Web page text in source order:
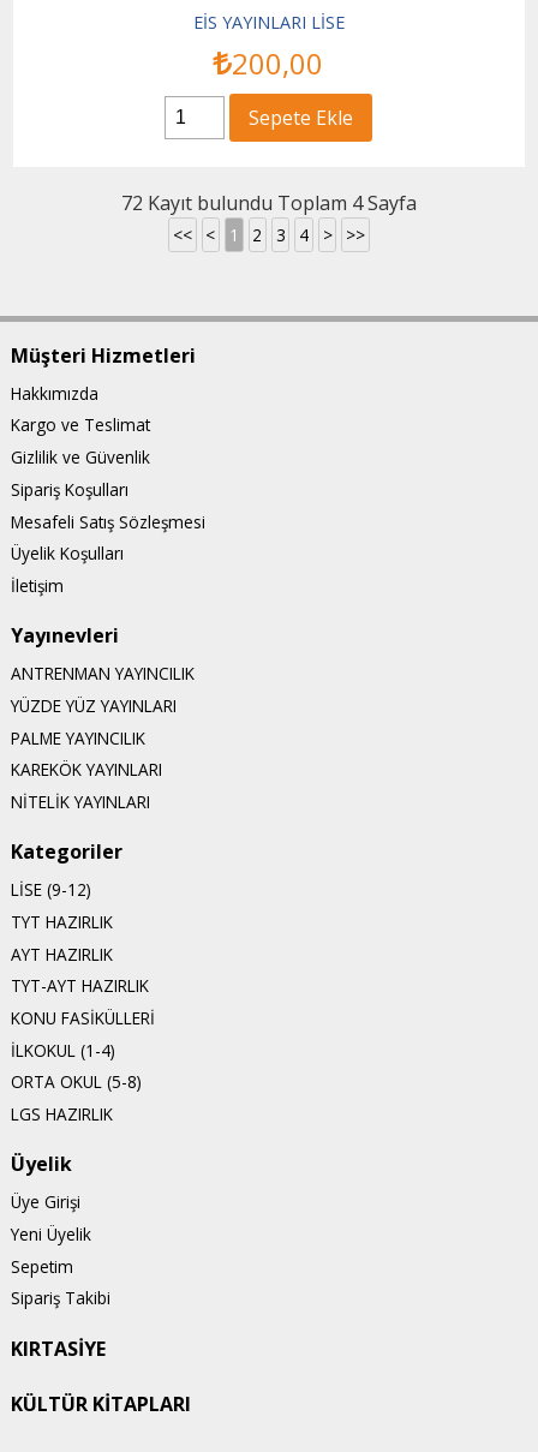
EİS YAYINLARI LİSE
200,00
Sepete Ekle
72 Kayıt bulundu Toplam 4 Sayfa
<< < 1 2 3 4 > >>
Müşteri Hizmetleri
Hakkımızda
Kargo ve Teslimat
Gizlilik ve Güvenlik
Sipariş Koşulları
Mesafeli Satış Sözleşmesi
Üyelik Koşulları
İletişim
Yayınevleri
ANTRENMAN YAYINCILIK
YÜZDE YÜZ YAYINLARI
PALME YAYINCILIK
KAREKÖK YAYINLARI
NİTELİK YAYINLARI
Kategoriler
LİSE (9-12)
TYT HAZIRLIK
AYT HAZIRLIK
TYT-AYT HAZIRLIK
KONU FASİKÜLLERİ
İLKOKUL (1-4)
ORTA OKUL (5-8)
LGS HAZIRLIK
Üyelik
Üye Girişi
Yeni Üyelik
Sepetim
Sipariş Takibi
KIRTASİYE
KÜLTÜR KİTAPLARI